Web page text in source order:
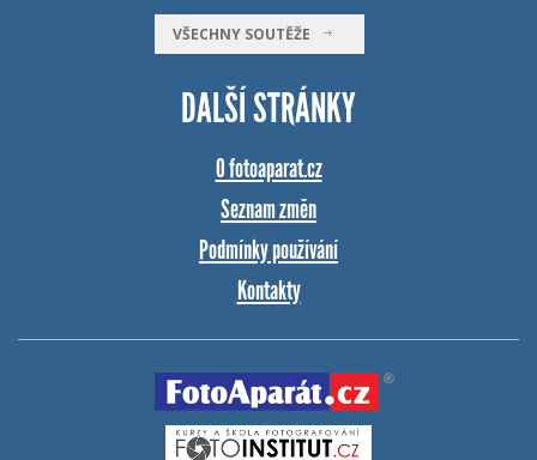
VŠECHNY SOUTĚŽE
DALŠÍ STRÁNKY
O fotoaparat.cz
Seznam změn
Podmínky používání
Kontakty